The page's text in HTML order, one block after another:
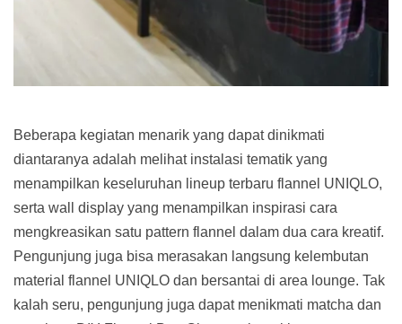
Beberapa kegiatan menarik yang dapat dinikmati
diantaranya adalah melihat instalasi tematik yang
menampilkan keseluruhan lineup terbaru flannel UNIQLO,
serta wall display yang menampilkan inspirasi cara
mengkreasikan satu pattern flannel dalam dua cara kreatif.
Pengunjung juga bisa merasakan langsung kelembutan
material flannel UNIQLO dan bersantai di area lounge. Tak
kalah seru, pengunjung juga dapat menikmati matcha dan